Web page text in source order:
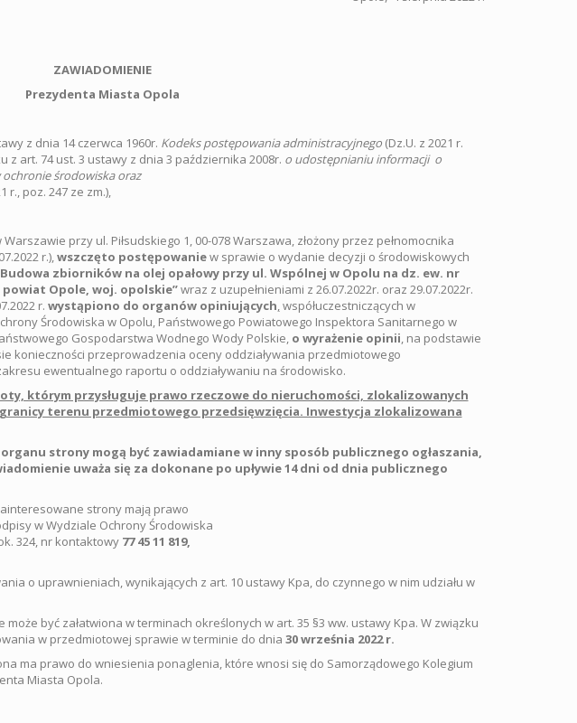
ZAWIADOMIENIE
Prezydenta Miasta Opola
z dnia 14 czerwca 1960r. Kodeks postępowania administracyjnego(Dz.U. z 2021 r.
z art. 74 ust. 3 ustawy z dnia 3 października 2008r. o udostępnianiu informacji o
środowiska oraz
r., poz. 247 ze zm.),
Warszawie przy ul. Piłsudskiego 1, 00-078 Warszawa, złożony przez pełnomocnika
r.),wszczęto postępowaniew sprawie o wydanie decyzji o środowiskowych
Budowa zbiorników na olej opałowy przy ul. Wspólnej w Opolu na dz. ew. nr
powiat Opole, woj. opolskie”wraz z uzupełnieniami z 26.07.2022r. oraz 29.07.2022r.
r. wystąpiono do organów opiniujących,współuczestniczących w
Środowiska w Opolu, Państwowego Powiatowego Inspektora Sanitarnego w
Gospodarstwa Wodnego Wody Polskie, o wyrażenie opinii, na podstawie
konieczności przeprowadzenia oceny oddziaływania przedmiotowego
ewentualnego raportu o oddziaływaniu na środowisko.
którym przysługuje prawo rzeczowe do nieruchomości, zlokalizowanych
granicy terenu przedmiotowego przedsięwzięcia. Inwestycja zlokalizowana
strony mogą być zawiadamiane w inny sposób publicznego ogłaszania,
uważa się za dokonane po upływie 14 dni od dnia publicznego
strony mają prawo
w Wydziale Ochrony Środowiska
324, nr kontaktowy 77 45 11 819,
o uprawnieniach, wynikających z art. 10 ustawy Kpa, do czynnego w nim udziału w
być załatwiona w terminach określonych w art. 35 §3 ww. ustawy Kpa. W związku
w przedmiotowej sprawie w terminie do dnia 30 września 2022 r.
ma prawo do wniesienia ponaglenia, które wnosi się do Samorządowego Kolegium
Miasta Opola.